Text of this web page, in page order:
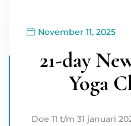
November 11, 2025
21-day
Yoga
Doe 11 t/m 31 januari